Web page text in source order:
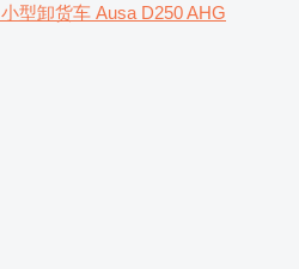
小型卸货车 Ausa D250 AHG